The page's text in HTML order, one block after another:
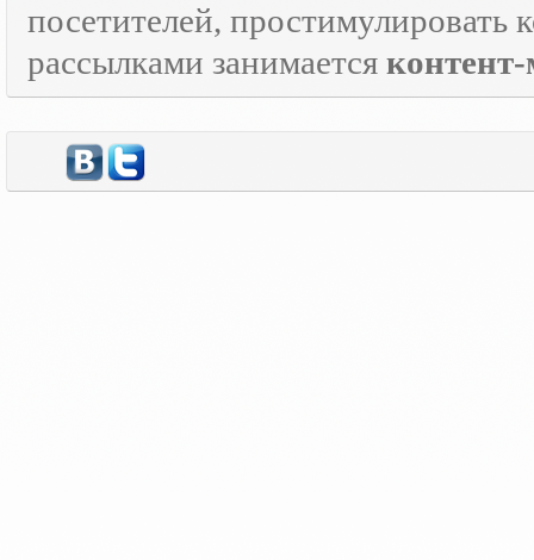
посетителей, простимулировать
рассылками занимается